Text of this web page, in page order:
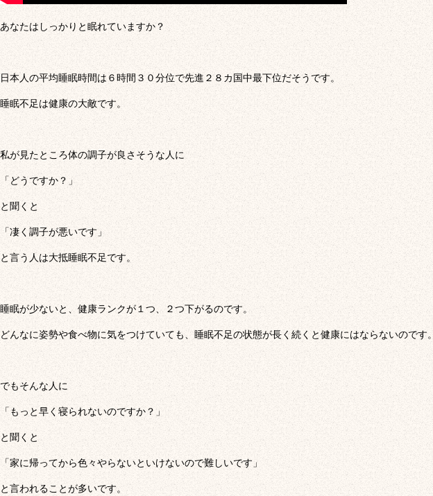
あなたはしっかりと眠れていますか？
日本人の平均睡眠時間は６時間３０分位で先進２８カ国中最下位だそうです。
睡眠不足は健康の大敵です。
私が見たところ体の調子が良さそうな人に
「どうですか？」
と聞くと
「凄く調子が悪いです」
と言う人は大抵睡眠不足です。
睡眠が少ないと、健康ランクが１つ、２つ下がるのです。
どんなに姿勢や食べ物に気をつけていても、睡眠不足の状態が長く続くと健康にはならないのです。
でもそんな人に
「もっと早く寝られないのですか？」
と聞くと
「家に帰ってから色々やらないといけないので難しいです」
と言われることが多いです。